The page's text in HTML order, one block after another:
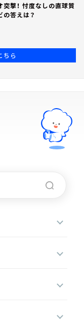
撃！ 忖度なしの直球質
の答えは？
ちら